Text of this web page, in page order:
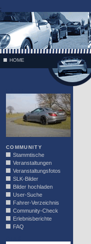
;
HOME
COMMUNITY
Stammtische
Veranstaltungen
Veranstaltungsfotos
SLK-Bilder
Bilder hochladen
User-Suche
Fahrer-Verzeichnis
Community-Check
Erlebnisberichte
FAQ